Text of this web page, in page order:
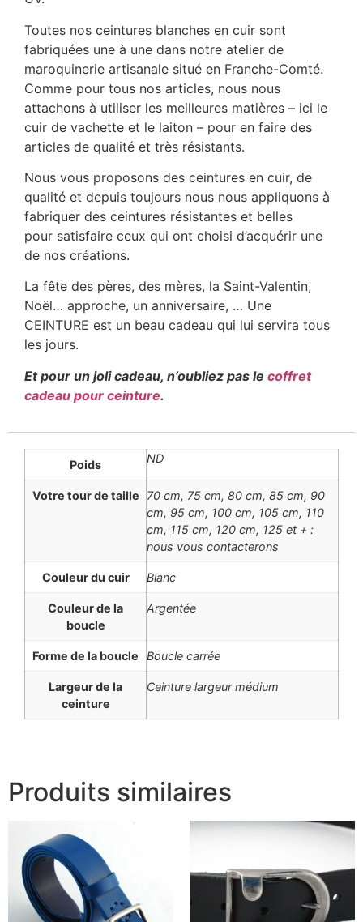
Toutes nos ceintures blanches en cuir sont
fabriquées une à une dans notre atelier de
maroquinerie artisanale situé en Franche-Comté.
Comme pour tous nos articles, nous nous
attachons à utiliser les meilleures matières – ici le
cuir de vachette et le laiton – pour en faire des
articles de qualité et très résistants.
Nous vous proposons des ceintures en cuir, de
qualité et depuis toujours nous nous appliquons à
fabriquer des ceintures résistantes et belles
pour satisfaire ceux qui ont choisi d’acquérir une
de nos créations.
La fête des pères, des mères, la Saint-Valentin,
Noël… approche, un anniversaire, … Une
CEINTURE est un beau cadeau qui lui servira tous
les jours.
Et pour un joli cadeau, n’oubliez pas le coffret
cadeau pour ceinture.
Poids ND
Votre tour de taille
70 cm, 75 cm, 80 cm, 85 cm, 90
cm, 95 cm, 100 cm, 105 cm, 110
cm, 115 cm, 120 cm, 125 et + :
nous vous contacterons
Couleur du cuir Blanc
Couleur de la
boucle
Argentée
Forme de la boucle Boucle carrée
Largeur de la
ceinture
Ceinture largeur médium
Produits similaires